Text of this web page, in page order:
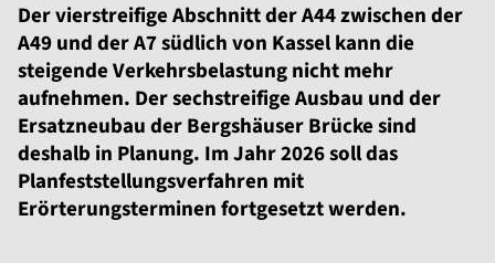
Der vierstreifige Abschnitt der A44 zwischen der
A49 und der A7 südlich von Kassel kann die
steigende Verkehrsbelastung nicht mehr
aufnehmen. Der sechstreifige Ausbau und der
Ersatzneubau der Bergshäuser Brücke sind
deshalb in Planung. Im Jahr 2026 soll das
Planfeststellungsverfahren mit
Erörterungsterminen fortgesetzt werden.